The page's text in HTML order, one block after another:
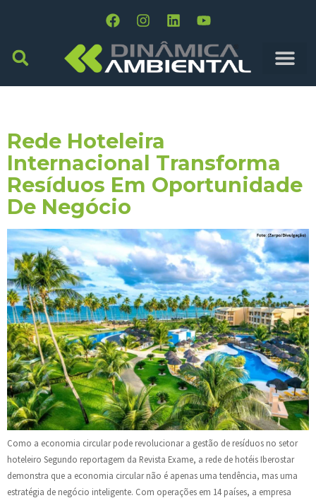
Rede Hoteleira
Internacional Transforma
Resíduos Em Oportunidade
De Negócio
Como a economia circular pode revolucionar a gestão de resíduos no setor
hoteleiro Segundo reportagem da Revista Exame, a rede de hotéis Iberostar
demonstra que a economia circular não é apenas uma tendência, mas uma
estratégia de negócio inteligente. Com operações em 14 países, a empresa